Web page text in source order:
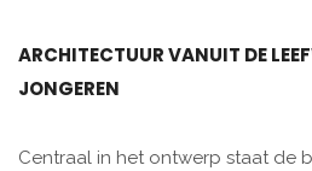
ARCHITECTUUR VANUIT DE
JONGEREN
Centraal in het ontwerp staat de